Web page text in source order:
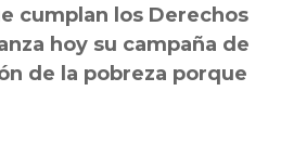
cumplan los Derechos
hoy su campaña de
de la pobreza porque